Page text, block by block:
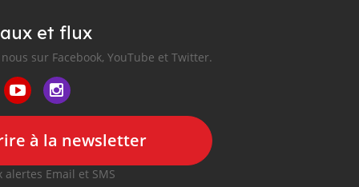
et flux
sur Facebook, YouTube et Twitter.
à la newsletter
alertes Email et SMS